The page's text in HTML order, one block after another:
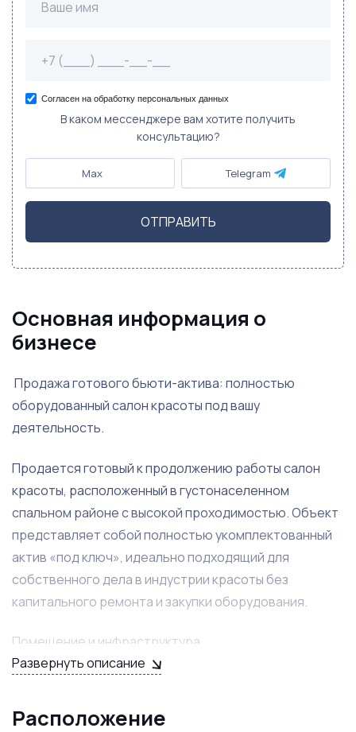
Согласен на обработку персональных данных
В каком мессенджере вам хотите получить
консультацию?
Max Telegram
ОТПРАВИТЬ
Основная информация о
бизнесе
Продажа готового бьюти-актива: полностью
оборудованный салон красоты под вашу
деятельность.
Продается готовый к продолжению работы салон
красоты, расположенный в густонаселенном
спальном районе с высокой проходимостью. Объект
представляет собой полностью укомплектованный
актив «под ключ», идеально подходящий для
собственного дела в индустрии красоты без
капитального ремонта и закупки оборудования.
Помещение и инфраструктура
Планировка: Пространство разделено на
Развернуть описание
Расположение